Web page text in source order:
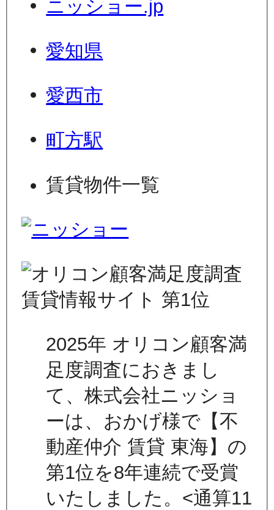
ニッショー.jp
愛知県
愛西市
町方駅
賃貸物件一覧
2025年 オリコン顧客満
足度調査におきまし
て、株式会社ニッショ
ーは、おかげ様で【不
動産仲介 賃貸 東海】の
第1位を8年連続で受賞
いたしました。<通算11